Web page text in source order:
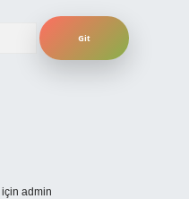
için admin